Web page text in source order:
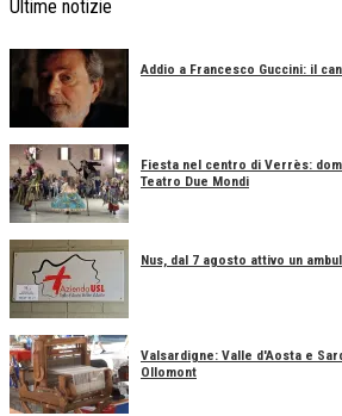
Ultime notizie
Addio a Francesco Guccini: il
Fiesta nel centro di Verrès:
Teatro Due Mondi
Nus, dal 7 agosto attivo un
Valsardigne: Valle d'Aosta e
Ollomont